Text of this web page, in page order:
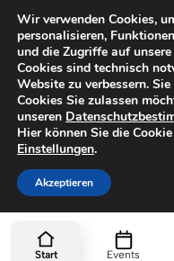
© 2026
Rechte
Wir verwenden Cookies,
personalisieren,
und die Zugriffe auf
Cookies sind technisch
Website zu verbessern.
Cookies Sie zulassen
unseren
Hier können Sie die
Einstellungen.
Akzeptieren
Start Events